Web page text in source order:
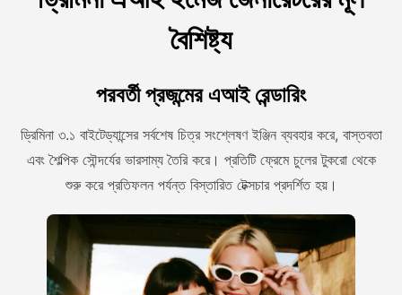
বৈশিষ্ট্য
পরবর্তী প্রজন্মের এআই রেন্ডারিং
ড্রিমিনা ৩.১ বাইটেড্যান্সের সর্বশেষ চিত্র সংশ্লেষণ ইঞ্জিন ব্যবহার করে, বাস্তবতা
এবং শৈল্পিক সৌন্দর্যের ভারসাম্য তৈরি করে। প্রতিটি ফ্রেমে চুলের টুকরো থেকে
শুরু করে প্রতিফলন পর্যন্ত বিস্তারিত টেক্সচার প্রদর্শিত হয়।